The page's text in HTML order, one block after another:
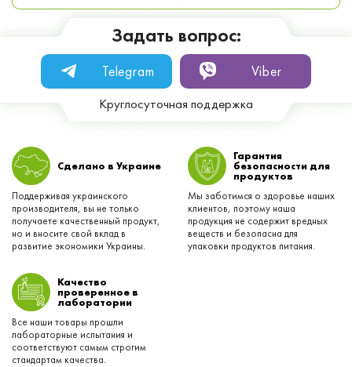
Задать вопрос:
Telegram Viber
Круглосуточная поддержка
Сделано в Украине
Поддерживая украинского
производителя, вы не только
получаете качественный продукт,
но и вносите свой вклад в
развитие экономики Украины.
Гарантия
безопасности для
продуктов
Мы заботимся о здоровье наших
клиентов, поэтому наша
продукция не содержит вредных
веществ и безопасна для
упаковки продуктов питания.
Качество
проверенное в
лаборатории
Все наши товары прошли
лабораторные испытания и
соответствуют самым строгим
стандартам качества.